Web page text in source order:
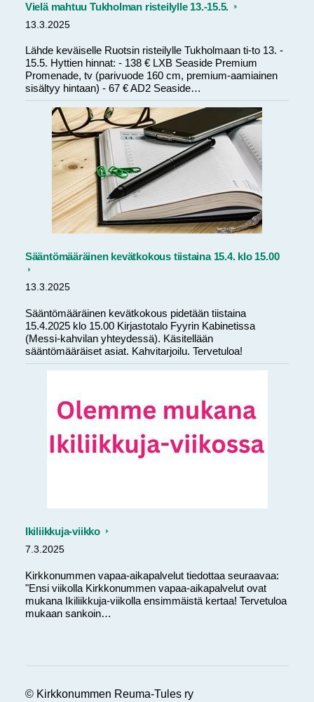
Vielä mahtuu Tukholman risteilylle 13.-15.5.
13.3.2025
Lähde keväiselle Ruotsin risteilylle Tukholmaan ti-to 13. -
15.5. Hyttien hinnat: - 138 € LXB Seaside Premium
Promenade, tv (parivuode 160 cm, premium-aamiainen
sisältyy hintaan) - 67 € AD2 Seaside…
Sääntömääräinen kevätkokous tiistaina 15.4. klo 15.00
13.3.2025
Sääntömääräinen kevätkokous pidetään tiistaina
15.4.2025 klo 15.00 Kirjastotalo Fyyrin Kabinetissa
(Messi-kahvilan yhteydessä). Käsitellään
sääntömääräiset asiat. Kahvitarjoilu. Tervetuloa!
Ikiliikkuja-viikko
7.3.2025
Kirkkonummen vapaa-aikapalvelut tiedottaa seuraavaa:
"Ensi viikolla Kirkkonummen vapaa-aikapalvelut ovat
mukana Ikiliikkuja-viikolla ensimmäistä kertaa! Tervetuloa
mukaan sankoin…
© Kirkkonummen Reuma-Tules ry